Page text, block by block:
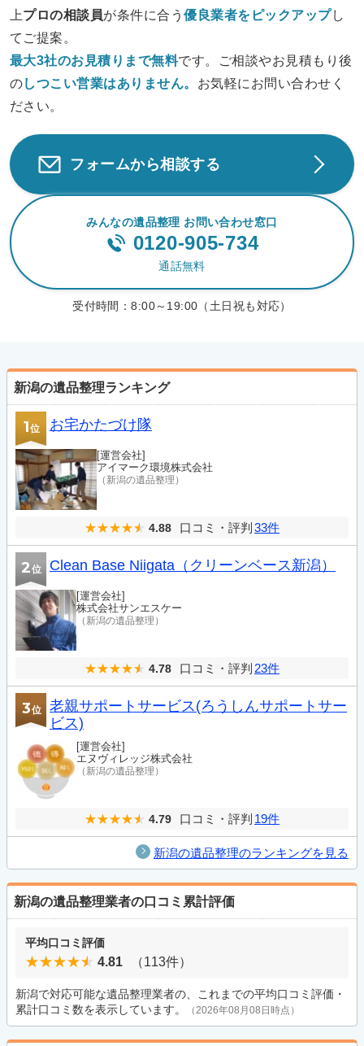
上プロの相談員が条件に合う優良業者をピックアップし
てご提案。
最大3社のお見積りまで無料です。ご相談やお見積もり後
のしつこい営業はありません。 お気軽にお問い合わせく
ださい。
フォームから相談する
みんなの遺品整理 お問い合わせ窓口
0120-905-734
通話無料
受付時間：8:00～19:00（土日祝も対応）
新潟の遺品整理ランキング
1位 お宅かたづけ隊
[運営会社]
アイマーク環境株式会社
（新潟の遺品整理）
4.88 口コミ・評判 33件
2位 Clean Base Niigata（クリーンベース新潟）
[運営会社]
株式会社サンエスケー
（新潟の遺品整理）
4.78 口コミ・評判 23件
3位
老親サポートサービス(ろうしんサポートサー
ビス)
[運営会社]
エヌヴィレッジ株式会社
（新潟の遺品整理）
4.79 口コミ・評判 19件
新潟の遺品整理のランキングを見る
新潟の遺品整理業者の口コミ累計評価
平均口コミ評価
4.81 （113件）
新潟で対応可能な遺品整理業者の、これまでの平均口コミ評価・
累計口コミ数を表示しています。
（2026年08月08日時点）